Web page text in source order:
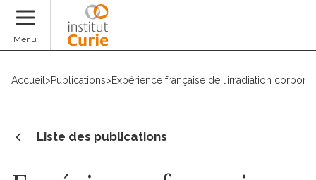
Menu
Accueil >Publications>Expérience française de l’irradiation
Liste des publications